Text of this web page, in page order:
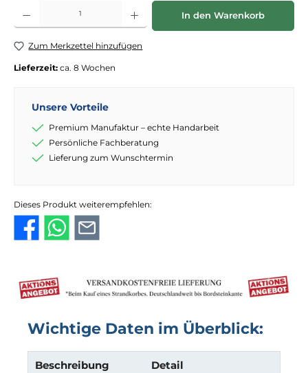
Produkt Anzahl: Gib den gewünschten Wert ein oder benutze die
In den Warenkorb
Zum Merkzettel hinzufügen
Lieferzeit: ca. 8 Wochen
Unsere Vorteile
Premium Manufaktur – echte Handarbeit
Persönliche Fachberatung
Lieferung zum Wunschtermin
Dieses Produkt weiterempfehlen:
Wichtige Daten im Überblick:
Beschreibung
Detail